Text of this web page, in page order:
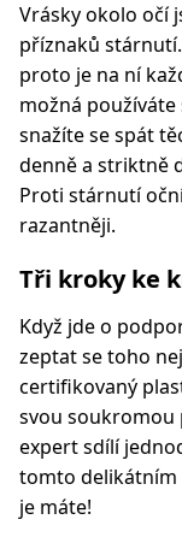
Vrásky okolo očí
příznaků
proto je na ní
možná
snažíte se spát
denně a striktně
Proti stárnutí
razantněji.
Tři kroky ke
Když jde o
zeptat se toho
certifikovaný
svou soukromou
expert sdílí
tomto delikátním
je máte!